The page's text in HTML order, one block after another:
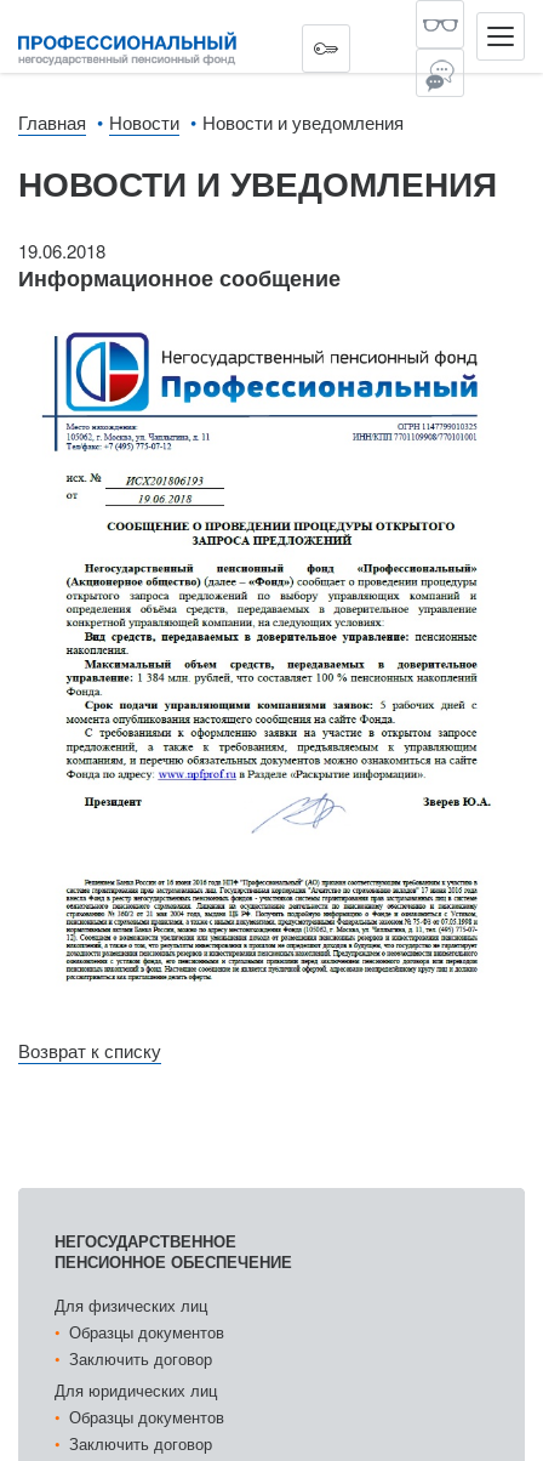
Главная Новости Новости и уведомления
НОВОСТИ И УВЕДОМЛЕНИЯ
19.06.2018
Информационное сообщение
Возврат к списку
НЕГОСУДАРСТВЕННОЕ
ПЕНСИОННОЕ ОБЕСПЕЧЕНИЕ
Для физических лиц
Образцы документов
Заключить договор
Для юридических лиц
Образцы документов
Заключить договор